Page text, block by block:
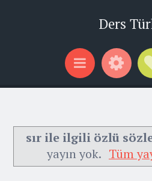
Ders
Menu
sır ile ilgili özlü
yayın yok. Tüm